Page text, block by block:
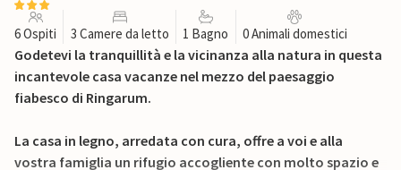
6 Ospiti 3 Camere da letto 1 Bagno 0 Animali domestici
Godetevi la tranquillità e la vicinanza alla natura in questa
incantevole casa vacanze nel mezzo del paesaggio
fiabesco di Ringarum.
La casa in legno, arredata con cura, offre a voi e alla
vostra famiglia un rifugio accogliente con molto spazio e